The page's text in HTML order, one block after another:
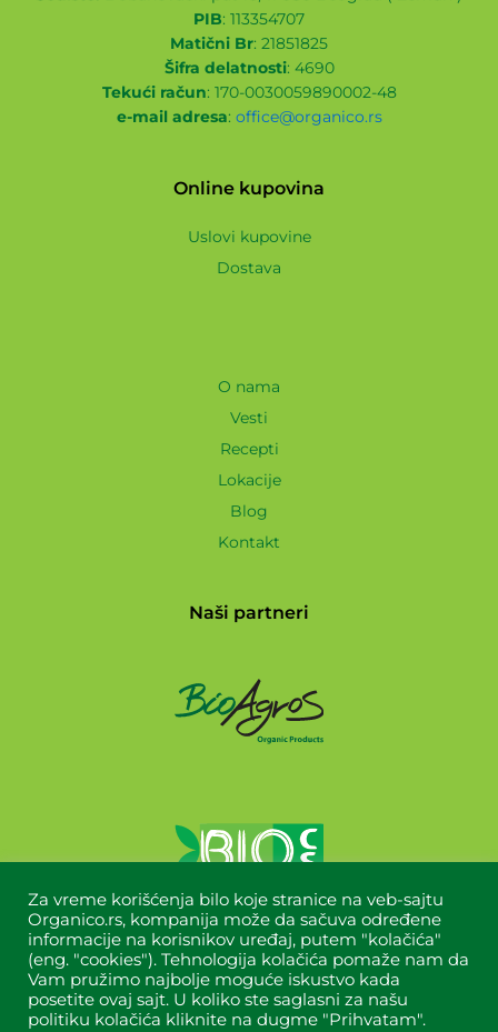
PIB: 113354707
Matični Br: 21851825
Šifra delatnosti: 4690
Tekući račun: 170-0030059890002-48
e-mail adresa: office@organico.rs
Online kupovina
Uslovi kupovine
Dostava
O nama
Vesti
Recepti
Lokacije
Blog
Kontakt
Naši partneri
Za vreme korišćenja bilo koje stranice na veb-sajtu
Organico.rs, kompanija može da sačuva određene
informacije na korisnikov uređaj, putem "kolačića"
(eng. "cookies"). Tehnologija kolačića pomaže nam da
Vam pružimo najbolje moguće iskustvo kada
posetite ovaj sajt. U koliko ste saglasni za našu
politiku kolačića kliknite na dugme "Prihvatam".